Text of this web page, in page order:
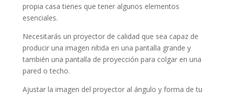
propia casa tienes que tener algunos elementos
esenciales.
Necesitarás un proyector de calidad que sea capaz de
producir una imagen nítida en una pantalla grande y
también una pantalla de proyección para colgar en una
pared o techo.
Ajustar la imagen del proyector al ángulo y forma de tu